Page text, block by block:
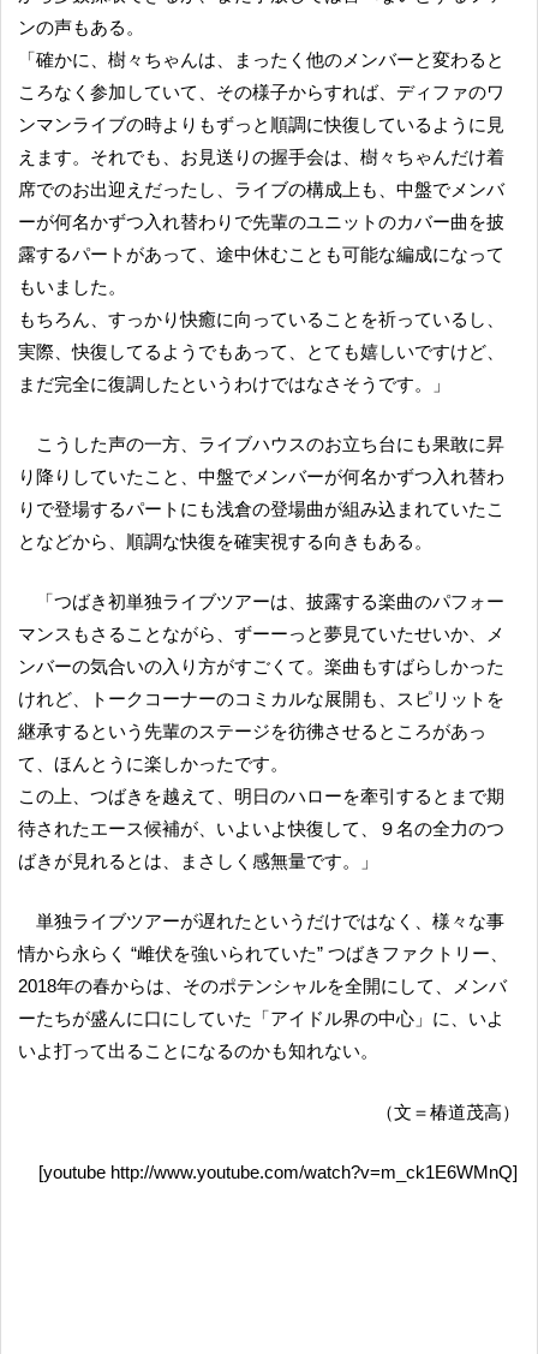
ンの声もある。
「確かに、樹々ちゃんは、まったく他のメンバーと変わると
ころなく参加していて、その様子からすれば、ディファのワ
ンマンライブの時よりもずっと順調に快復しているように見
えます。それでも、お見送りの握手会は、樹々ちゃんだけ着
席でのお出迎えだったし、ライブの構成上も、中盤でメンバ
ーが何名かずつ入れ替わりで先輩のユニットのカバー曲を披
露するパートがあって、途中休むことも可能な編成になって
もいました。
もちろん、すっかり快癒に向っていることを祈っているし、
実際、快復してるようでもあって、とても嬉しいですけど、
まだ完全に復調したというわけではなさそうです。」
こうした声の一方、ライブハウスのお立ち台にも果敢に昇
り降りしていたこと、中盤でメンバーが何名かずつ入れ替わ
りで登場するパートにも浅倉の登場曲が組み込まれていたこ
となどから、順調な快復を確実視する向きもある。
「つばき初単独ライブツアーは、披露する楽曲のパフォー
マンスもさることながら、ずーーっと夢見ていたせいか、メ
ンバーの気合いの入り方がすごくて。楽曲もすばらしかった
けれど、トークコーナーのコミカルな展開も、スピリットを
継承するという先輩のステージを彷彿させるところがあっ
て、ほんとうに楽しかったです。
この上、つばきを越えて、明日のハローを牽引するとまで期
待されたエース候補が、いよいよ快復して、９名の全力のつ
ばきが見れるとは、まさしく感無量です。」
単独ライブツアーが遅れたというだけではなく、様々な事
情から永らく “雌伏を強いられていた” つばきファクトリー、
2018年の春からは、そのポテンシャルを全開にして、メンバ
ーたちが盛んに口にしていた「アイドル界の中心」に、いよ
いよ打って出ることになるのかも知れない。
（文＝椿道茂高）
[youtube http://www.youtube.com/watch?v=m_ck1E6WMnQ]